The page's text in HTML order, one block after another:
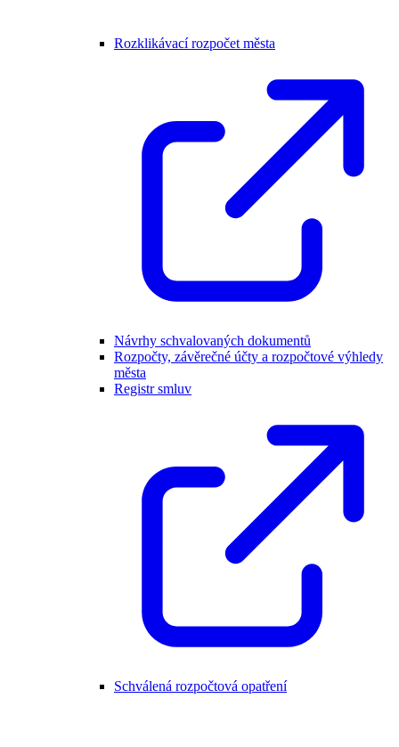
Rozklikávací rozpočet města
Návrhy schvalovaných dokumentů
Rozpočty, závěrečné účty a rozpočtové výhledy
města
Registr smluv
Schválená rozpočtová opatření